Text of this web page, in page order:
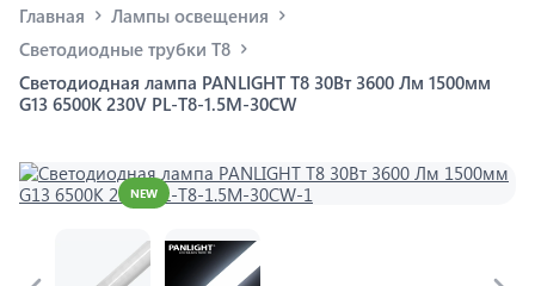
Главная
Лампы освещения
Светодиодные трубки Т8
Светодиодная лампа PANLIGHT Т8 30Вт 3600 Лм 1500мм
G13 6500K 230V PL-T8-1.5M-30CW
NEW